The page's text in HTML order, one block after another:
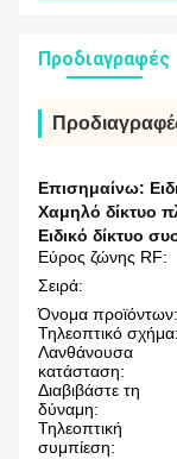
Προδιαγραφές
Επισημαίνω:
Χαμηλό δίκτυο
Ειδικό δίκτυο
Εύρος ζώνης RF:
Σειρά:
Όνομα προϊόντων:
Τηλεοπτικό σχήμα:
Λανθάνουσα
κατάσταση:
Διαβιβάστε τη
δύναμη:
Τηλεοπτική
συμπίεση: